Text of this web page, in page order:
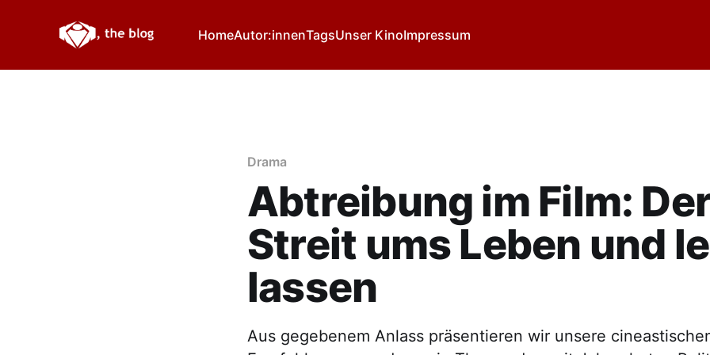
HomeAutor:innenTagsUnser KinoImpressum
Drama
Abtreibung im Film:
Streit ums Leben und
lassen
Aus gegebenem Anlass präsentieren wir unsere